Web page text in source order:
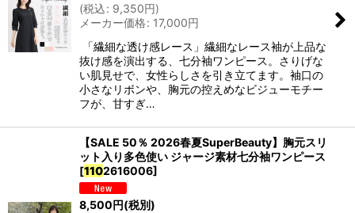
(税込: 9,350円)
メーカー価格: 17,000円
「繊細な透け感レース」繊細なレース袖が上品な
抜け感を演出する、七分袖ワンピース。さりげな
い肌見せで、女性らしさを引き立てます。袖口の
小さなリボンや、胸元の控えめなビジューモチー
フが、甘すぎ…
【SALE 50％ 2026春夏SuperBeauty】胸元スリ
ット入り多色使い ジャージ素材七分袖ワンピース
[1102616006]
8,500 円(税別)